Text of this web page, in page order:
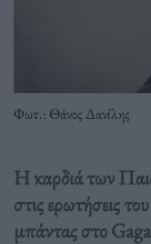
Φωτ.: Θάνος Δανίλης
Η καρδιά των
στις ερωτήσεις
μπάντας στο